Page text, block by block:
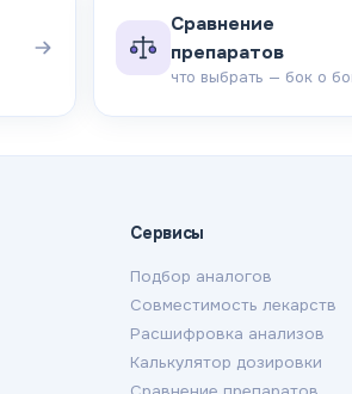
Сравнение
препаратов
что выбрать — бок о
Сервисы
Подбор аналогов
Совместимость лекарств
Расшифровка анализов
Калькулятор дозировки